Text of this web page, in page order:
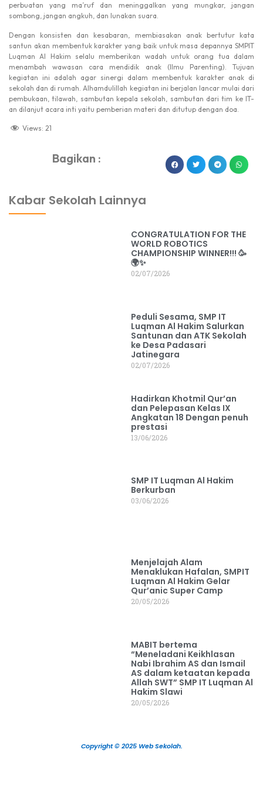
perbuatan yang ma’ruf dan meninggalkan yang mungkar, jangan
sombong, jangan angkuh, dan lunakan suara.
Dengan konsisten dan kesabaran, membiasakan anak bertutur kata
santun akan membentuk karakter yang baik untuk masa depannya SMPIT
Luqman Al Hakim selalu memberikan wadah untuk orang tua dalam
menambah wawasan cara mendidik anak (Ilmu Parenting). Tujuan
kegiatan ini adalah agar sinergi dalam membentuk karakter anak di
sekolah dan di rumah. Alhamdulillah kegiatan ini berjalan lancar mulai dari
pembukaan, tilawah, sambutan kepala sekolah, sambutan dari tim ke IT-
an dilanjut acara inti yaitu pemberian materi dan ditutup dengan doa.
Views: 21
Bagikan :
Kabar Sekolah Lainnya
CONGRATULATION FOR THE
WORLD ROBOTICS
CHAMPIONSHIP WINNER!!! 🥳
🌍✨
02/07/2026
Peduli Sesama, SMP IT
Luqman Al Hakim Salurkan
Santunan dan ATK Sekolah
ke Desa Padasari
Jatinegara
02/07/2026
Hadirkan Khotmil Qur’an
dan Pelepasan Kelas IX
Angkatan 18 Dengan penuh
prestasi
13/06/2026
SMP IT Luqman Al Hakim
Berkurban
03/06/2026
Menjelajah Alam
Menaklukan Hafalan, SMPIT
Luqman Al Hakim Gelar
Qur’anic Super Camp
20/05/2026
MABIT bertema
“Meneladani Keikhlasan
Nabi Ibrahim AS dan Ismail
AS dalam ketaatan kepada
Allah SWT” SMP IT Luqman Al
Hakim Slawi
20/05/2026
Copyright © 2025 Web Sekolah.